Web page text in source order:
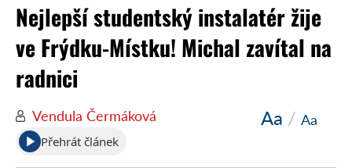
Nejlepší studentský instalatér žije
ve Frýdku-Místku! Michal zavítal na
radnici
Vendula Čermáková Aa / Aa
Přehrát článek